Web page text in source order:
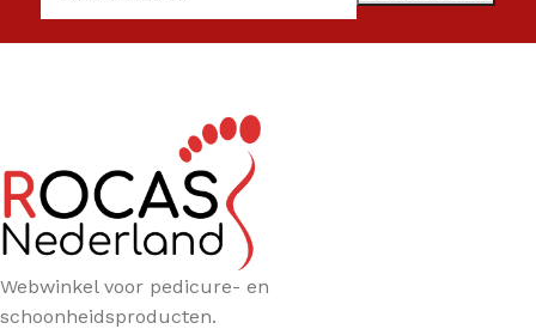
Webwinkel voor pedicure- en
schoonheidsproducten.